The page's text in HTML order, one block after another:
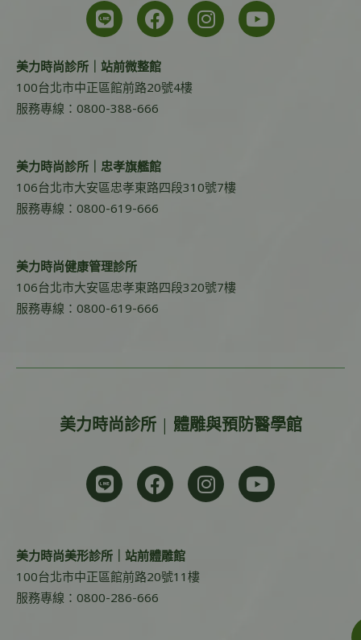
美力時尚診所｜站前微整館
100台北市中正區館前路20號4樓
服務專線：0800-388-666
美力時尚診所｜忠孝旗艦館
106台北市大安區忠孝東路四段310號7樓
服務專線：0800-619-666
美力時尚健康管理診所
106台北市大安區忠孝東路四段320號7樓
服務專線：0800-619-666
美力時尚診所 | 體雕與預防醫學館
美力時尚美形診所｜站前體雕館
100台北市中正區館前路20號11樓
服務專線：0800-286-666